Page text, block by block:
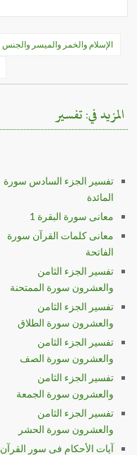
تصفّح
الإسلام والخمر والميسر والجنس
المزيد في: تفسير
تفسير الجزء السادس سورة
المائدة
معانى سورة البقرة 1
معانى كلمات القرآن سورة
الفاتحة
تفسير الجزء الثامن
والعشرون سورة الممتحنة
تفسير الجزء الثامن
والعشرون سورة الطلاق
تفسير الجزء الثامن
والعشرون سورة الصف
تفسير الجزء الثامن
والعشرون سورة الجمعة
تفسير الجزء الثامن
والعشرون سورة الحشر
آيات الأحكام فى سور القرآن